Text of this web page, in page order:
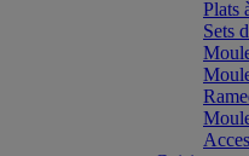
Plats
Sets